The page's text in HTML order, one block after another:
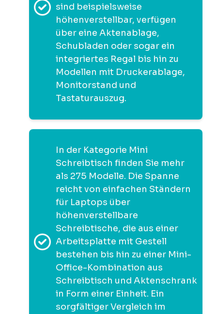
sind beispielsweise
höhenverstellbar, verfügen
über eine Aktenablage,
Schubladen oder sogar ein
integriertes Regal bis hin zu
Modellen mit Druckerablage,
Monitorstand und
Tastaturauszug.
In der Kategorie Mini
Schreibtisch finden Sie mehr
als 275 Modelle. Die Spanne
reicht von einfachen Ständern
für Laptops über
höhenverstellbare
Schreibtische, die aus einer
Arbeitsplatte mit Gestell
bestehen bis hin zu einer Mini-
Office-Kombination aus
Schreibtisch und Aktenschrank
in Form einer Einheit. Ein
sorgfältiger Vergleich im